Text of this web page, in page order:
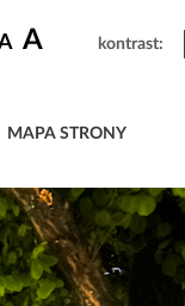
A kontrast:
MAPA STRONY